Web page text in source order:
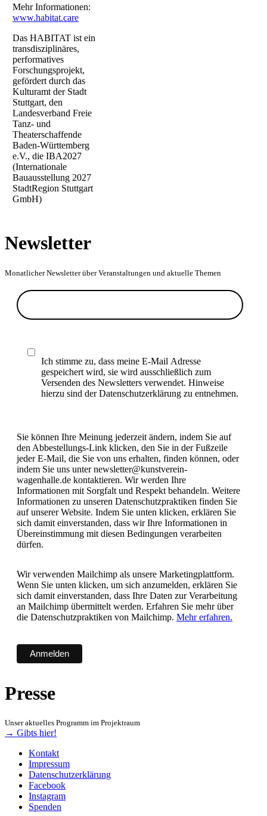
Mehr Informationen:
www.habitat.care
Das HABITAT ist ein
transdisziplinäres,
performatives
Forschungsprojekt,
gefördert durch das
Kulturamt der Stadt
Stuttgart, den
Landesverband Freie
Tanz- und
Theaterschaffende
Baden-Württemberg
e.V., die IBA2027
(Internationale
Bauausstellung 2027
StadtRegion Stuttgart
GmbH)
Newsletter
Monatlicher Newsletter über Veranstaltungen und aktuelle Themen
Ich stimme zu, dass meine E-Mail Adresse
gespeichert wird, sie wird ausschließlich zum
Versenden des Newsletters verwendet. Hinweise
hierzu sind der Datenschutzerklärung zu entnehmen.
Sie können Ihre Meinung jederzeit ändern, indem Sie auf
den Abbestellungs-Link klicken, den Sie in der Fußzeile
jeder E-Mail, die Sie von uns erhalten, finden können, oder
indem Sie uns unter newsletter@kunstverein-
wagenhalle.de kontaktieren. Wir werden Ihre
Informationen mit Sorgfalt und Respekt behandeln. Weitere
Informationen zu unseren Datenschutzpraktiken finden Sie
auf unserer Website. Indem Sie unten klicken, erklären Sie
sich damit einverstanden, dass wir Ihre Informationen in
Übereinstimmung mit diesen Bedingungen verarbeiten
dürfen.
Wir verwenden Mailchimp als unsere Marketingplattform.
Wenn Sie unten klicken, um sich anzumelden, erklären Sie
sich damit einverstanden, dass Ihre Daten zur Verarbeitung
an Mailchimp übermittelt werden. Erfahren Sie mehr über
die Datenschutzpraktiken von Mailchimp. Mehr erfahren.
Presse
Unser aktuelles Programm im Projektraum
→ Gibts hier!
Kontakt
Impressum
Datenschutzerklärung
Facebook
Instagram
Spenden